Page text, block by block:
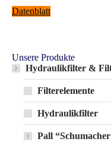
Datenblatt
Unsere Produkte
Hydraulikfilter &
Filterelemente
Hydraulikfilter
Pall